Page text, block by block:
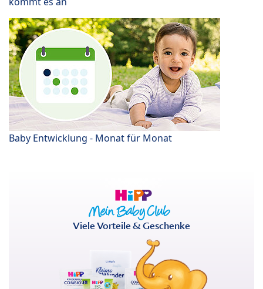
Baby Entwicklung - Monat für Monat
Viele Vorteile & Geschenke